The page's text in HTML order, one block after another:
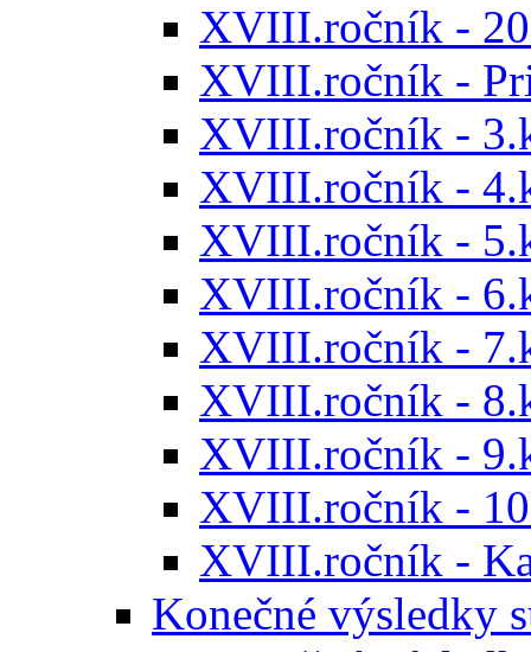
XVIII.ročník -
XVIII.ročník -
XVIII.ročník -
XVIII.ročník -
XVIII.ročník -
XVIII.ročník -
XVIII.ročník -
XVIII.ročník -
XVIII.ročník -
XVIII.ročník -
XVIII.ročník -
Konečné výsledky